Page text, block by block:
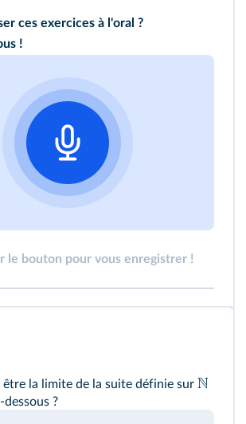
ces exercices à l'oral ?
!
le bouton pour vous enregistrer !
être la limite de la suite définie sur N
?